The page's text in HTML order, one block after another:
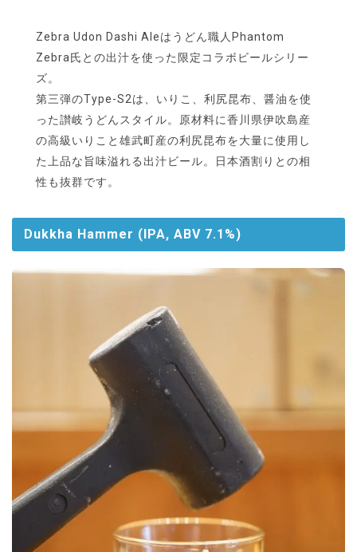
Zebra Udon Dashi Aleはうどん職人Phantom
Zebra氏との出汁を使った限定コラボビールシリー
ズ。
第三弾のType-S2は、いりこ、利尻昆布、醤油を使
った讃岐うどんスタイル。原材料に香川県伊吹島産
の高級いりこと雄武町産の利尻昆布を大量に使用し
た上品な旨味溢れる出汁ビール。日本酒割りとの相
性も抜群です。
Dukkha Hammer (IPA, ABV 7.1%)